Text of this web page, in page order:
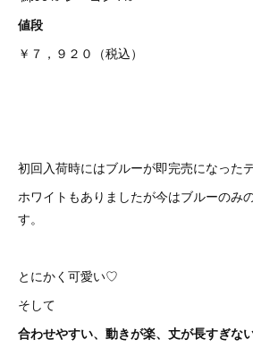
値段
￥７，９２０（税込）
初回入荷時にはブルーが即完売になった
ホワイトもありましたが今はブルーのみ
す。
とにかく可愛い♡
そして
合わせやすい、動きが楽、丈が長すぎな